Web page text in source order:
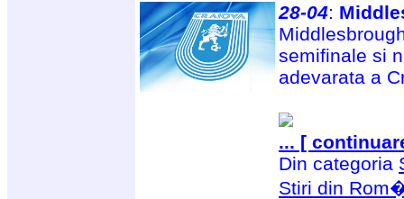
28-04:
semifinale si
adevarata a
... [
Din categoria
Stiri din